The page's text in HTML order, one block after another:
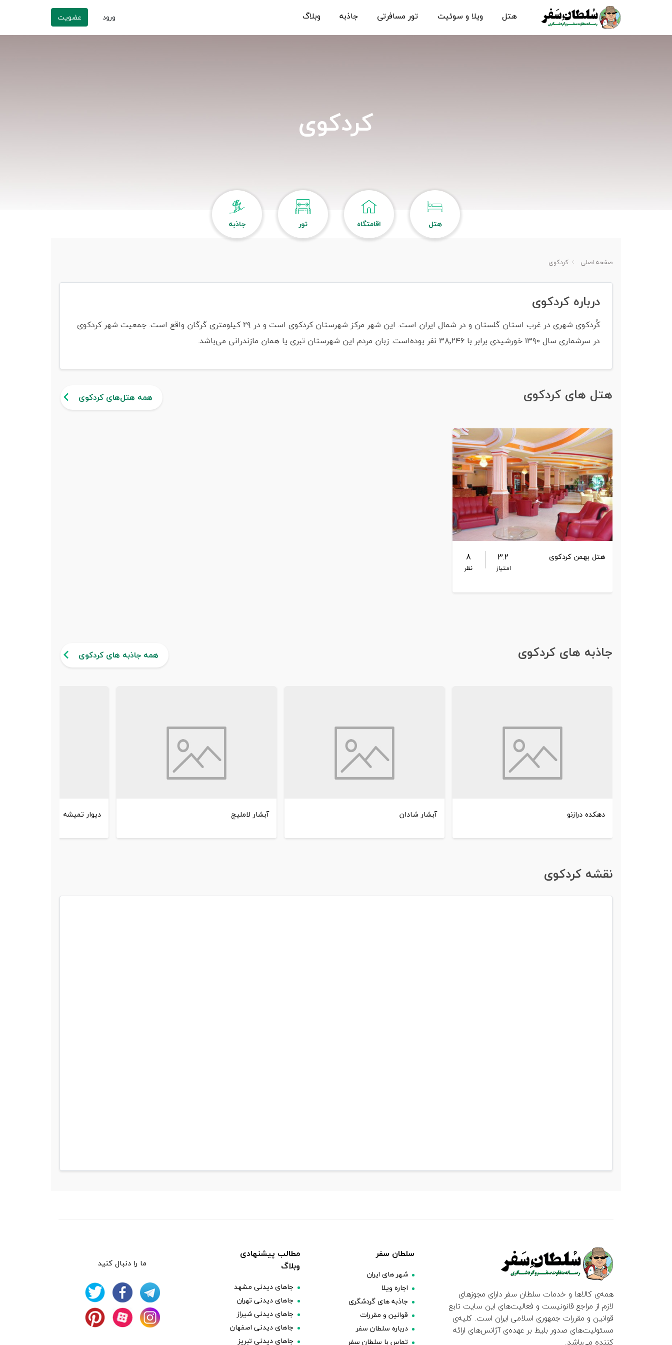
هتل ویلا و سوئیت تور مسافرتی جاذبه وبلاگ ورود عضویت
کردکوی
هتل اقامتگاه تور جاذبه
صفحه اصلی کردکوی
درباره کردکوی
کُردکوی شهری در غرب استان گلستان و در شمال ایران است. این شهر مرکز شهرستان کردکوی است و در ۲۹ کیلومتری گرگان واقع است. جمعیت شهر کردکوی
در سرشماری سال ۱۳۹۰ خورشیدی برابر با ۳۸٬۲۴۶ نفر بوده‌است. زبان مردم این شهرستان تبری یا همان مازندرانی می‌باشد.
هتل های کردکوی همه هتل‌های کردکوی
هتل بهمن کردکوی 3.2
امتیاز
8
نظر
جاذبه های کردکوی همه جاذبه های کردکوی
دهکده درازنو آبشار شادان آبشار لاملیچ دیوار تمیشه
نقشه کردکوی
همه‌ی کالاها و خدمات سلطان سفر دارای مجوزهای
لازم از مراجع قانونیست و فعالیت‌های این سایت تابع
قوانین و مقررات جمهوری اسلامی ایران است. کلیه‌ی
مسئولیت‌های صدور بلیط بر عهده‌ی آژانس‌های ارائه
کننده می‌باشد.
سلطان سفر
شهر های ایران
اجاره ویلا
جاذبه های گردشگری
قوانین و مقررات
درباره سلطان سفر
تماس با سلطان سفر
مطالب پیشنهادی
وبلاگ
جاهای دیدنی مشهد
جاهای دیدنی تهران
جاهای دیدنی شیراز
جاهای دیدنی اصفهان
جاهای دیدنی تبریز
ما را دنبال کنید